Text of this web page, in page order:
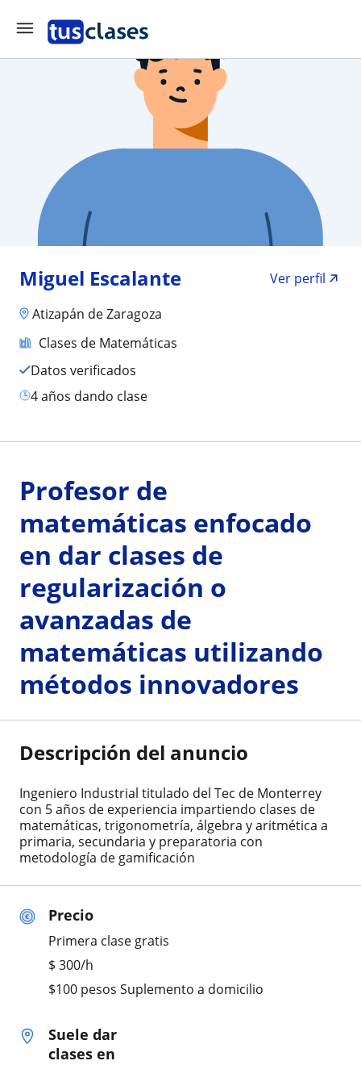
Miguel Escalante
Ver perfil
Atizapán de Zaragoza
Clases de Matemáticas
Datos verificados
4 años dando clase
Precio
Primera clase gratis
$ 300/h
$100 pesos Suplemento a domicilio
Suele dar
clases en
Profesor de
matemáticas enfocado
en dar clases de
regularización o
avanzadas de
matemáticas utilizando
métodos innovadores
Descripción del anuncio
Ingeniero Industrial titulado del Tec de Monterrey
con 5 años de experiencia impartiendo clases de
matemáticas, trigonometría, álgebra y aritmética a
primaria, secundaria y preparatoria con
metodología de gamificación